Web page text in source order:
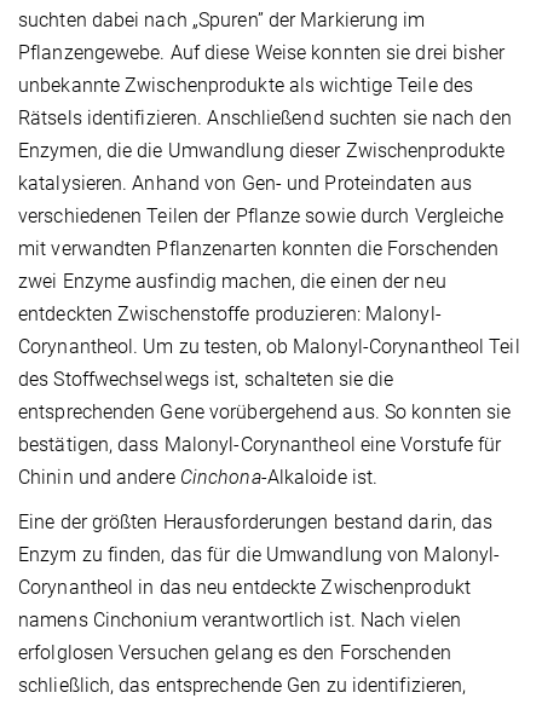
suchten dabei nach „Spuren” der Markierung im
Pflanzengewebe. Auf diese Weise konnten sie drei bisher
unbekannte Zwischenprodukte als wichtige Teile des
Rätsels identifizieren. Anschließend suchten sie nach den
Enzymen, die die Umwandlung dieser Zwischenprodukte
katalysieren. Anhand von Gen- und Proteindaten aus
verschiedenen Teilen der Pflanze sowie durch Vergleiche
mit verwandten Pflanzenarten konnten die Forschenden
zwei Enzyme ausfindig machen, die einen der neu
entdeckten Zwischenstoffe produzieren: Malonyl-
Corynantheol. Um zu testen, ob Malonyl-Corynantheol Teil
des Stoffwechselwegs ist, schalteten sie die
entsprechenden Gene vorübergehend aus. So konnten sie
bestätigen, dass Malonyl-Corynantheol eine Vorstufe für
Chinin und andere Cinchona-Alkaloide ist.
Eine der größten Herausforderungen bestand darin, das
Enzym zu finden, das für die Umwandlung von Malonyl-
Corynantheol in das neu entdeckte Zwischenprodukt
namens Cinchonium verantwortlich ist. Nach vielen
erfolglosen Versuchen gelang es den Forschenden
schließlich, das entsprechende Gen zu identifizieren,